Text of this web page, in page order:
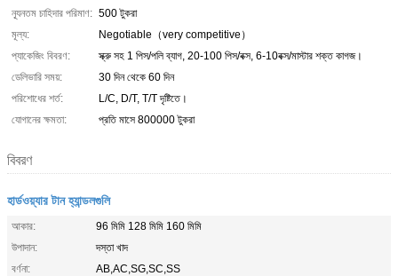
ন্যূনতম চাহিদার পরিমাণ: 500 টুকরা
মূল্য:
Negotiable（very competitive）
প্যাকেজিং বিবরণ:
স্ক্রু সহ 1 পিস/পলি ব্যাগ, 20-100 পিস/বক্স, 6-10বক্স/মাস্টার শক্ত কাগজ।
ডেলিভারি সময়:
30 দিন থেকে 60 দিন
পরিশোধের শর্ত:
L/C, D/T, T/T দৃষ্টিতে।
যোগানের ক্ষমতা:
প্রতি মাসে 800000 টুকরা
বিবরণ
হার্ডওয়্যার টান হ্যান্ডলগুলি
আকার:
96 মিমি 128 মিমি 160 মিমি
উপাদান:
দস্তা খাদ
বর্ণনা:
AB,AC,SG,SC,SS